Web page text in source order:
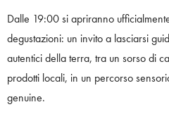
Dalle 19:00 si apriranno
degustazioni: un invito a lasciarsi
autentici della terra, tra un sorso di
prodotti locali, in un percorso
genuine.